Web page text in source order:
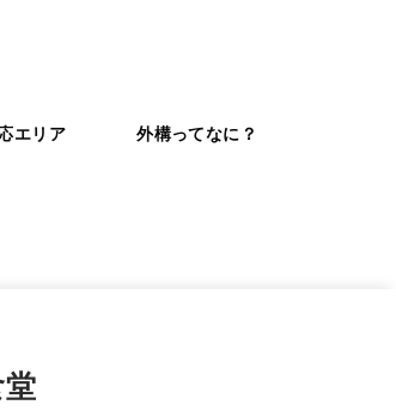
エリア 外構ってなに？